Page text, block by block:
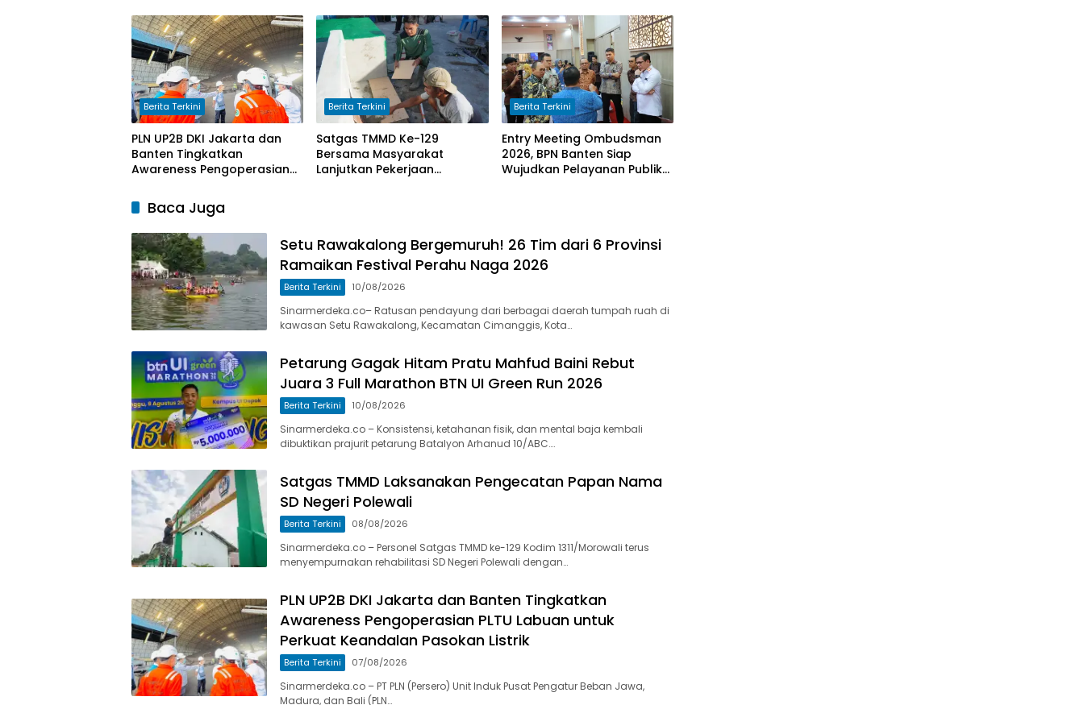
Berita Terkini
PLN UP2B DKI Jakarta dan
Banten Tingkatkan
Awareness Pengoperasian
Keandalan Pasokan Listrik
Berita Terkini
Satgas TMMD Ke-129
Bersama Masyarakat
Lanjutkan Pekerjaan
Berita Terkini
Entry Meeting Ombudsman
2026, BPN Banten Siap
Wujudkan Pelayanan Publik
Baca Juga
Setu Rawakalong Bergemuruh! 26 Tim dari 6 Provinsi
Ramaikan Festival Perahu Naga 2026
Berita Terkini 10/08/2026
Sinarmerdeka.co– Ratusan pendayung dari berbagai daerah tumpah ruah di
kawasan Setu Rawakalong, Kecamatan Cimanggis, Kota…
Petarung Gagak Hitam Pratu Mahfud Baini Rebut
Juara 3 Full Marathon BTN UI Green Run 2026
Berita Terkini 10/08/2026
Sinarmerdeka.co – Konsistensi, ketahanan fisik, dan mental baja kembali
dibuktikan prajurit petarung Batalyon Arhanud 10/ABC….
Satgas TMMD Laksanakan Pengecatan Papan Nama
SD Negeri Polewali
Berita Terkini 08/08/2026
Sinarmerdeka.co – Personel Satgas TMMD ke-129 Kodim 1311/Morowali terus
menyempurnakan rehabilitasi SD Negeri Polewali dengan…
PLN UP2B DKI Jakarta dan Banten Tingkatkan
Awareness Pengoperasian PLTU Labuan untuk
Perkuat Keandalan Pasokan Listrik
Berita Terkini 07/08/2026
Sinarmerdeka.co – PT PLN (Persero) Unit Induk Pusat Pengatur Beban Jawa,
Madura, dan Bali (PLN…